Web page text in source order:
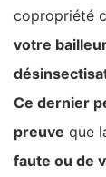
copropriété
votre
Ce dernier
preuve que
faute ou de